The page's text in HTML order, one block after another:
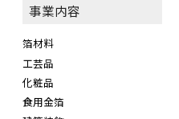
事業内容
箔材料
工芸品
化粧品
食用金箔